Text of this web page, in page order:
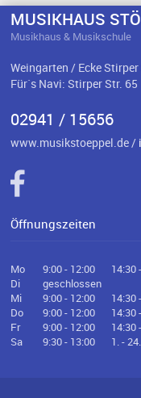
MUSIKHAUS
Musikhaus & Musikschule
Weingarten / Ecke
Für`s Navi: Stirper Str. 65
02941 / 15656
www.musikstoeppel.de /
Öffnungszeiten
Mo 9:00 - 12:00
14:30
Di
geschlossen
Mi
9:00 - 12:00
14:30
Do
9:00 - 12:00
14:30
Fr
9:00 - 12:00
14:30
Sa
9:30 - 13:00 1. -